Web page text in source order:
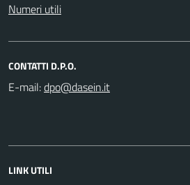
Numeri utili
CONTATTI D.P.O.
E-mail:
LINK UTILI